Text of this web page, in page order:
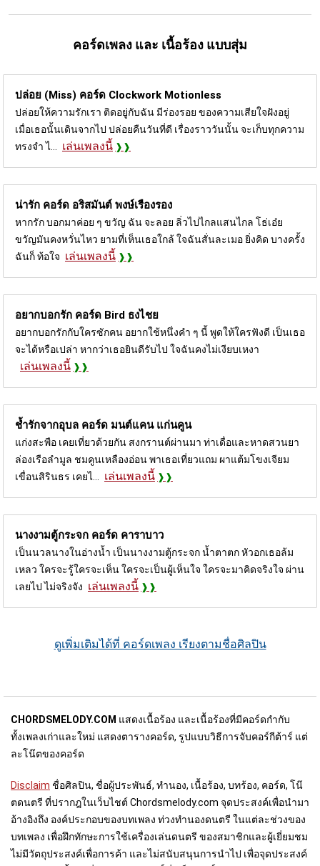
คอร์ดเพลง และ เนื้อร้อง แบบสุ่ม
ปล่อย (Miss) คอร์ด Clockwork Motionless
ปล่อยให้ความรักเรา ติดอยู่กับฉัน มีร่องรอย ของความเสียใจฝังอยู่
เมื่อเธอนั้นเดินจากไป ปล่อยคืนวันที่ดี เรื่องราววันนั้น จะเก็บทุกความ
ทรงจำ ไ...
เล่นเพลงนี้
น่ารัก คอร์ด อริสมันต์ พงษ์เรืองรอง
หากรัก บอกมาค่อย ๆ ขวัญ ฉัน จะลอย ลิ่วไปไกลแสนไกล โธ่เอ๋ย
ขวัญมันคงหวั่นไหว ยามที่เห็นเธอใกล้ ใจฉันสั่นละเมอ ยิ่งคิด บางครั้ง
ฉันก็ ท้อใจ เล่นเพลงนี้
อยากบอกรัก คอร์ด Bird ธงไชย
อยากบอกรักกับใครซักคน อยากใช้หนึ่งคำ ๆ นี้ พูดให้ใครฟังดี เป็นเธอ
จะได้หรือเปล่า หากว่าเธอยินดีรับไป ใจฉันคงไม่เงียบเหงา
เล่นเพลงนี้
ช้ำรักจากอุบล คอร์ด มนต์แคน แก่นคูน
แก่งสะพือ เคยเที่ยวด้วยกัน สงกรานต์ผ่านมา ท่าเดื่อและหาดสวนยา
ล่องเรือลำมูล ชมคูนเหลืองอ่อน พาเธอเที่ยวแถม ผาแต้มโขงเจียม
เขื่อนสิรินธร เคยไ...
เล่นเพลงนี้
นางงามตู้กระจก คอร์ด คาราบาว
เป็นนวลนางในอ่างน้ำ เป็นนางงามตู้กระจก น้ำตาตก หัวอกเธอล้ม
เหลว ใครจะรู้ใครจะเห็น ใครจะเป็นผู้เห็นใจ ใครจะมาคิดจริงใจ ผ่าน
เลยไป ไม่จริงจัง เล่นเพลงนี้
ดูเพิ่มเติมได้ที่ คอร์ดเพลง เรียงตามชื่อศิลปิน
CHORDSMELODY.COM แสดงเนื้อร้อง และเนื้อร้องที่มีคอร์ดกำกับ
ทั้งเพลงเก่าและใหม่ แสดงตารางคอร์ด, รูปแบบวิธีการจับคอร์กีต้าร์ แต่
ละโน๊ตของคอร์ด
Disclaim ชื่อศิลปิน, ชื่อผู้ประพันธ์, ทำนอง, เนื้อร้อง, บทร้อง, คอร์ด, โน๊
ตดนตรี ที่ปรากฎในเว็บไชต์ Chordsmelody.com จุดประสงค์เพื่อนำมา
อ้างอิงถึง องค์ประกอบของบทเพลง ท่วงทำนองดนตรี ในแต่ละช่วงของ
บทเพลง เพื่อฝึกทักษะการใช้เครื่องเล่นดนตรี ของสมาชิกและผู้เยี่ยมชม
ไม่มีวัตถุประสงค์เพื่อการค้า และไม่สนับสนุนการนำไป เพื่อจุดประสงค์